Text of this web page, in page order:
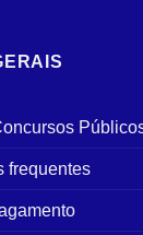
variantes.
ser
na
frequentes